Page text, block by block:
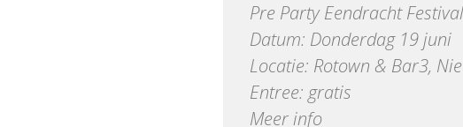
Pre Party Eendracht Festival
Datum: Donderdag 19 juni
Locatie: Rotown & Bar3,
Entree: gratis
Meer info